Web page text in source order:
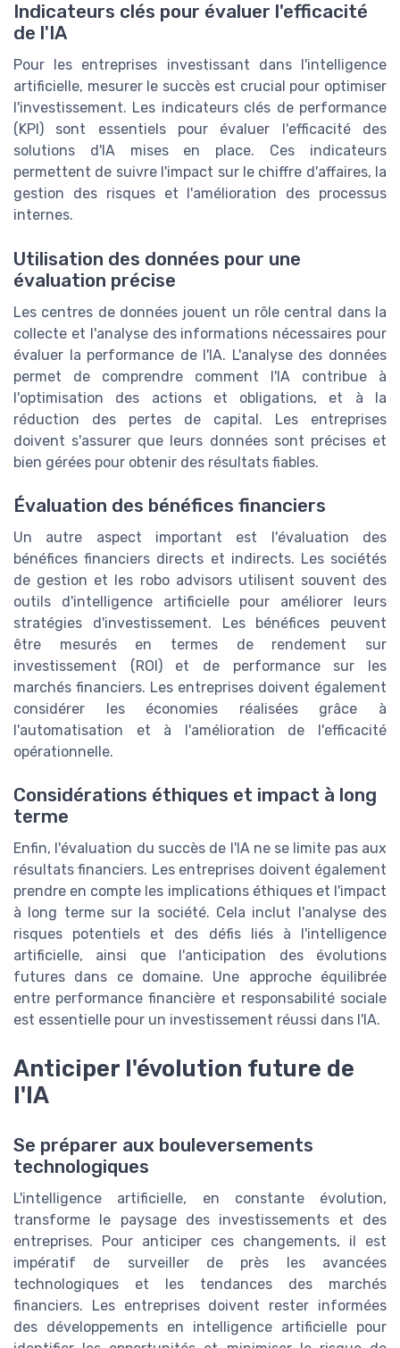
Indicateurs clés pour évaluer l'efficacité
de l'IA
Pour les entreprises investissant dans l'intelligence
artificielle, mesurer le succès est crucial pour optimiser
l'investissement. Les indicateurs clés de performance
(KPI) sont essentiels pour évaluer l'efficacité des
solutions d'IA mises en place. Ces indicateurs
permettent de suivre l'impact sur le chiffre d'affaires, la
gestion des risques et l'amélioration des processus
internes.
Utilisation des données pour une
évaluation précise
Les centres de données jouent un rôle central dans la
collecte et l'analyse des informations nécessaires pour
évaluer la performance de l'IA. L'analyse des données
permet de comprendre comment l'IA contribue à
l'optimisation des actions et obligations, et à la
réduction des pertes de capital. Les entreprises
doivent s'assurer que leurs données sont précises et
bien gérées pour obtenir des résultats fiables.
Évaluation des bénéfices financiers
Un autre aspect important est l'évaluation des
bénéfices financiers directs et indirects. Les sociétés
de gestion et les robo advisors utilisent souvent des
outils d'intelligence artificielle pour améliorer leurs
stratégies d'investissement. Les bénéfices peuvent
être mesurés en termes de rendement sur
investissement (ROI) et de performance sur les
marchés financiers. Les entreprises doivent également
considérer les économies réalisées grâce à
l'automatisation et à l'amélioration de l'efficacité
opérationnelle.
Considérations éthiques et impact à long
terme
Enfin, l'évaluation du succès de l'IA ne se limite pas aux
résultats financiers. Les entreprises doivent également
prendre en compte les implications éthiques et l'impact
à long terme sur la société. Cela inclut l'analyse des
risques potentiels et des défis liés à l'intelligence
artificielle, ainsi que l'anticipation des évolutions
futures dans ce domaine. Une approche équilibrée
entre performance financière et responsabilité sociale
est essentielle pour un investissement réussi dans l'IA.
Anticiper l'évolution future de
l'IA
Se préparer aux bouleversements
technologiques
L'intelligence artificielle, en constante évolution,
transforme le paysage des investissements et des
entreprises. Pour anticiper ces changements, il est
impératif de surveiller de près les avancées
technologiques et les tendances des marchés
financiers. Les entreprises doivent rester informées
des développements en intelligence artificielle pour